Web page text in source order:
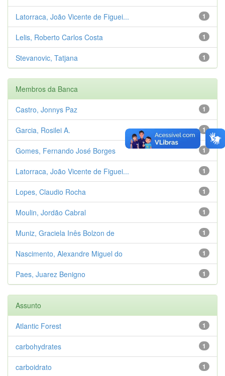
1
Latorraca, João Vicente de Figuei...
1
Lelis, Roberto Carlos Costa
1
Stevanovic, Tatjana
Membros da Banca
1
Castro, Jonnys Paz
1
Garcia, Rosilei A.
1
Gomes, Fernando José Borges
1
Latorraca, João Vicente de Figuei...
1
Lopes, Claudio Rocha
1
Moulin, Jordão Cabral
1
Muniz, Graciela Inês Bolzon de
1
Nascimento, Alexandre Miguel do
1
Paes, Juarez Benigno
Assunto
1
Atlantic Forest
1
carbohydrates
1
carboidrato